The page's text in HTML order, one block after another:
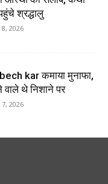
श्रद्धालु
2026
kar कमाया मुनाफा,
थे निशाने पर
2026